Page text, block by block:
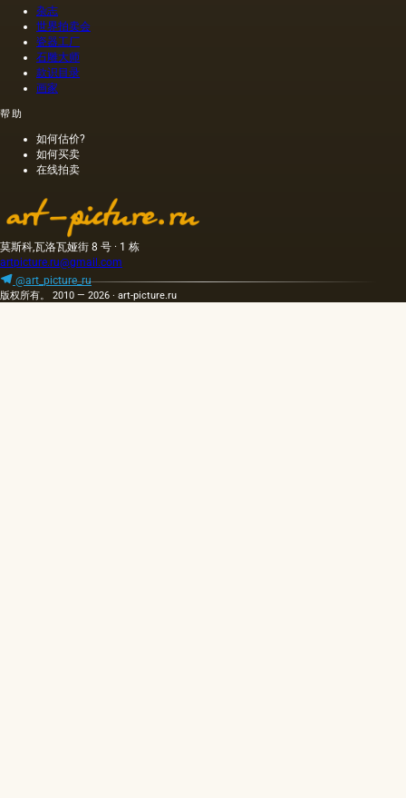
杂志
世界拍卖会
瓷器工厂
石雕大师
款识目录
画家
帮助
如何估价?
如何买卖
在线拍卖
莫斯科,瓦洛瓦娅街 8 号 · 1 栋
artpicture.ru@gmail.com
@art_picture_ru
版权所有。 2010 — 2026 · art-picture.ru